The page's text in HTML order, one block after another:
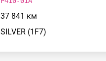
37 841 км
SILVER (1F7)